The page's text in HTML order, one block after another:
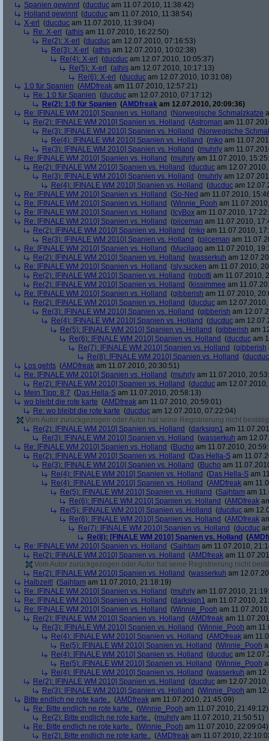
Spanien gewinnt (ducduc am 11.07.2010, 11:38:42)
Holland gewinnt (ducduc am 11.07.2010, 11:38:54)
X-erl
(ducduc am 11.07.2010, 11:39:04)
Re: X-erl
(athis am 11.07.2010, 16:22:50)
Re(2): X-erl
(ducduc am 12.07.2010, 07:16:53)
Re(3): X-erl
(athis am 12.07.2010, 10:02:38)
Re(4): X-erl
(ducduc am 12.07.2010, 10:05:37)
Re(5): X-erl
(athis am 12.07.2010, 10:17:13)
Re(6): X-erl
(ducduc am 12.07.2010, 10:31:08)
1:0 für Spanien (AMDfreak am 11.07.2010, 12:57:21)
Re: 1:0 für Spanien (ducduc am 12.07.2010, 07:17:12)
Re(2): 1:0 für Spanien (AMDfreak am 12.07.2010, 20:09:36)
Re: [FINALE WM 2010] Spanien vs. Holland (Norwegische Schmalzkatze
Re(2): [FINALE WM 2010] Spanien vs. Holland (Astroman am
Re(3): [FINALE WM 2010] Spanien vs. Holland (Norwegische
Re(4): [FINALE WM 2010] Spanien vs. Holland (mko am
Re(3): [FINALE WM 2010] Spanien vs. Holland (muhrly am
Re: [FINALE WM 2010] Spanien vs. Holland (muhrly am 11.07.2010,
Re(2): [FINALE WM 2010] Spanien vs. Holland (ducduc am
Re(3): [FINALE WM 2010] Spanien vs. Holland (muhrly am
Re(4): [FINALE WM 2010] Spanien vs. Holland (ducduc am
Re: [FINALE WM 2010] Spanien vs. Holland (So-Ned am 11.07.2010,
Re: [FINALE WM 2010] Spanien vs. Holland (Winnie_Pooh am
Re: [FINALE WM 2010] Spanien vs. Holland ( IcyBox am 11.07.2010,
Re: [FINALE WM 2010] Spanien vs. Holland (piiceman am 11.07.2010,
Re(2): [FINALE WM 2010] Spanien vs. Holland (mko am 11.07.2010,
Re(3): [FINALE WM 2010] Spanien vs. Holland (piiceman am
Re: [FINALE WM 2010] Spanien vs. Holland (Mucilago am 11.07.2010,
Re(2): [FINALE WM 2010] Spanien vs. Holland (wasserkuh am
Re: [FINALE WM 2010] Spanien vs. Holland (sly.sucken am 11.07.2010,
Re(2): [FINALE WM 2010] Spanien vs. Holland (robotti am 11.07.2010,
Re(2): [FINALE WM 2010] Spanien vs. Holland (kissimmee am
Re: [FINALE WM 2010] Spanien vs. Holland (gibberish am 11.07.2010,
Re(2): [FINALE WM 2010] Spanien vs. Holland (ducduc am
Re(3): [FINALE WM 2010] Spanien vs. Holland (gibberish am
Re(4): [FINALE WM 2010] Spanien vs. Holland (ducduc am
Re(5): [FINALE WM 2010] Spanien vs. Holland (gibberish am
Re(6): [FINALE WM 2010] Spanien vs. Holland (ducduc am
Re(7): [FINALE WM 2010] Spanien vs. Holland (gibberish
Re(8): [FINALE WM 2010] Spanien vs. Holland (ducduc
Los gehts (AMDfreak am 11.07.2010, 20:30:51)
Re: [FINALE WM 2010] Spanien vs. Holland (muhrly am 11.07.2010,
Re(2): [FINALE WM 2010] Spanien vs. Holland (ducduc am
Mein Tipp: 8:7 (Das Hella-S am 11.07.2010, 20:58:13)
wo bleibt die rote karte (AMDfreak am 11.07.2010, 20:59:01)
Re: wo bleibt die rote karte (ducduc am 12.07.2010, 07:22:04)
Vom Autor zurückgezogen oder Autor hat seine Registrierung nicht
Re(2): [FINALE WM 2010] Spanien vs. Holland (darksign1 am
Re(3): [FINALE WM 2010] Spanien vs. Holland (wasserkuh am
Re: [FINALE WM 2010] Spanien vs. Holland (Bucho am 11.07.2010,
Re(2): [FINALE WM 2010] Spanien vs. Holland (Das Hella-S am
Re(3): [FINALE WM 2010] Spanien vs. Holland (Bucho am
Re(4): [FINALE WM 2010] Spanien vs. Holland (Das Hella-S am
Re(4): [FINALE WM 2010] Spanien vs. Holland (AMDfreak am
Re(5): [FINALE WM 2010] Spanien vs. Holland (Sajhtam am
Re(6): [FINALE WM 2010] Spanien vs. Holland (AMDfreak
Re(5): [FINALE WM 2010] Spanien vs. Holland (ducduc am
Re(6): [FINALE WM 2010] Spanien vs. Holland (AMDfreak
Re(7): [FINALE WM 2010] Spanien vs. Holland (ducduc
Re(8): [FINALE WM 2010] Spanien vs. Holland (
Re: [FINALE WM 2010] Spanien vs. Holland (Sajhtam am 11.07.2010,
Re(2): [FINALE WM 2010] Spanien vs. Holland (AMDfreak am
Vom Autor zurückgezogen oder Autor hat seine Registrierung nicht
Re(2): [FINALE WM 2010] Spanien vs. Holland (wasserkuh am
Halbzeit! (Sajhtam am 11.07.2010, 21:18:19)
Re: [FINALE WM 2010] Spanien vs. Holland (muhrly am 11.07.2010,
Re: [FINALE WM 2010] Spanien vs. Holland (darksign1 am 11.07.2010,
Re: [FINALE WM 2010] Spanien vs. Holland (Winnie_Pooh am
Re(2): [FINALE WM 2010] Spanien vs. Holland (AMDfreak am
Re(3): [FINALE WM 2010] Spanien vs. Holland (Winnie_Pooh am
Re(4): [FINALE WM 2010] Spanien vs. Holland (AMDfreak am
Re(5): [FINALE WM 2010] Spanien vs. Holland (Winnie_Pooh
Re(4): [FINALE WM 2010] Spanien vs. Holland (ducduc am
Re(5): [FINALE WM 2010] Spanien vs. Holland (Winnie_Pooh
Re(4): [FINALE WM 2010] Spanien vs. Holland (wasserkuh am
Re(2): [FINALE WM 2010] Spanien vs. Holland (ducduc am
Re(3): [FINALE WM 2010] Spanien vs. Holland (Winnie_Pooh am
Bitte endlich ne rote karte.. (AMDfreak am 11.07.2010, 21:45:09)
Re: Bitte endlich ne rote karte.. (Winnie_Pooh am 11.07.2010, 21:49:12)
Re(2): Bitte endlich ne rote karte.. (muhrly am 11.07.2010, 21:50:51)
Re: Bitte endlich ne rote karte.. (Winnie_Pooh am 11.07.2010, 22:09:04)
Re(2): Bitte endlich ne rote karte.. (AMDfreak am 11.07.2010,